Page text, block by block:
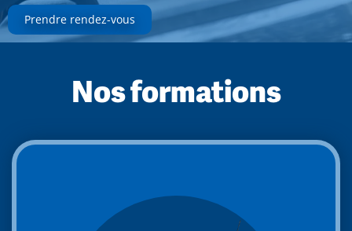
Prendre rendez-vous
Nos formations